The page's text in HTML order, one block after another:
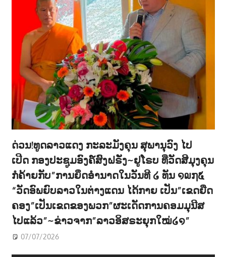
ດ່ວນ!ທູດລາວແດງ ກະລະມັງຄຸນ ສຸພານຸວົງ ໄປ
ເປີດ ກອງປະຊູມອົງຄ໌ສົງຝຣັ່ງ~ຢູໂຣບ ທີ່ວັດສີມຸງຄຸນ
ກໍຄ້າຍກັບ”ການຍຶດອຳນາດໃນວັນທີ ໒ ທັນ ໑໙໗໕
“ວັດອົພຍົບລາວໃນຕ່າງແດນ ໄດ້ກາຍ ເປັນ”ເຂດຍືດ
ຄອງ”ເປັນເຂດຂອງພວກ”ຜະເດັດການຄອມມຸນີສ
ໄປແລ້ວ”~ຂ່າວຈາກ”ລາວອິສຣະຍຸກໃໝ່໒໑”
07/07/2026